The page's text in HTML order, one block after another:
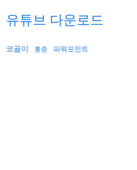
유튜브 다운로드
코골이 통증 파워포인트